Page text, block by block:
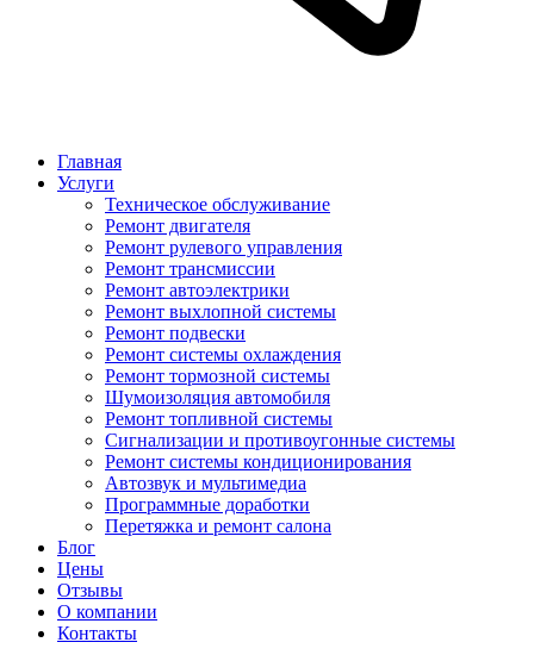
Главная
Услуги
Техническое обслуживание
Ремонт двигателя
Ремонт рулевого управления
Ремонт трансмиссии
Ремонт автоэлектрики
Ремонт выхлопной системы
Ремонт подвески
Ремонт системы охлаждения
Ремонт тормозной системы
Шумоизоляция автомобиля
Ремонт топливной системы
Сигнализации и противоугонные системы
Ремонт системы кондиционирования
Автозвук и мультимедиа
Программные доработки
Перетяжка и ремонт салона
Блог
Цены
Отзывы
О компании
Контакты